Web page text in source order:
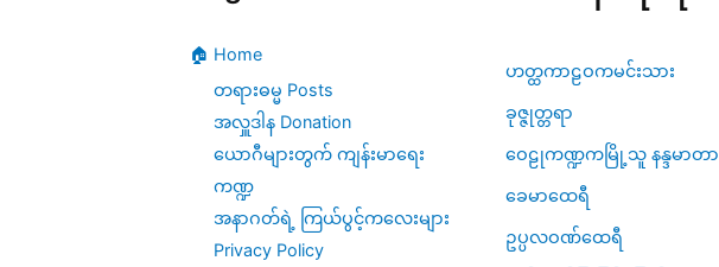
6
🏠 Home
တရားဓမ္မ Posts
အလှူဒါန Donation
ယောဂီများတွက် ကျန်းမာရေး
ကဏ္ဍ
အနာဂတ်ရဲ့ ကြယ်ပွင့်ကလေးများ
Privacy Policy
ဟတ္ထကာဠဝကမင်းသား
ခုဇ္ဇုတ္တရာ
ဝေဠုကဏ္ဍကမြို့သူ နန္ဒမာတာ
ခေမာထေရီ
ဥပ္ပလဝဏ်ထေရီ